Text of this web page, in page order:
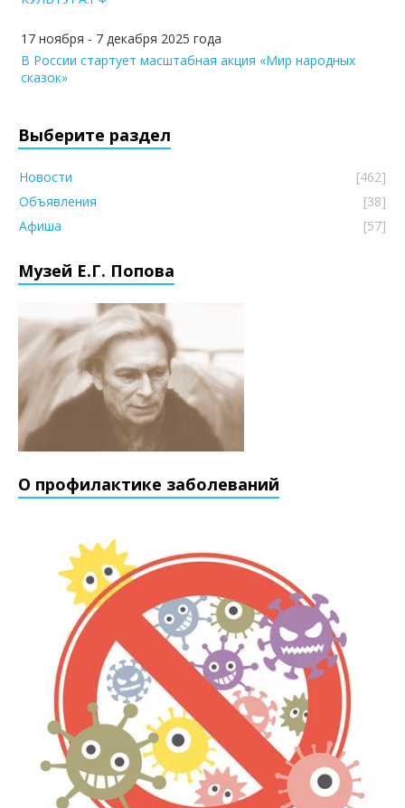
17 ноября - 7 декабря 2025 года
В России стартует масштабная акция «Мир народных
сказок»
Выберите раздел
Новости
[462]
Объявления
[38]
Афиша
[57]
Музей Е.Г. Попова
О профилактике заболеваний